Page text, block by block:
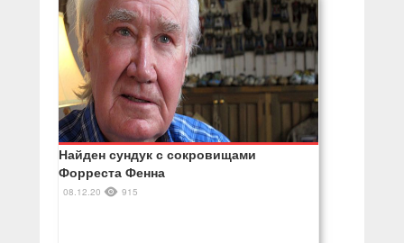
Найден сундук с сокровищами
Форреста Фенна
08.12.20 915